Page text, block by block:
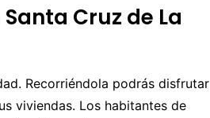
Cruz de La
Recorriéndola podrás disfrutar
viviendas. Los habitantes de